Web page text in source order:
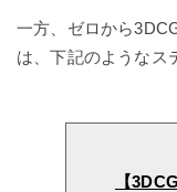
一方、ゼロから
は、下記のようなス
【